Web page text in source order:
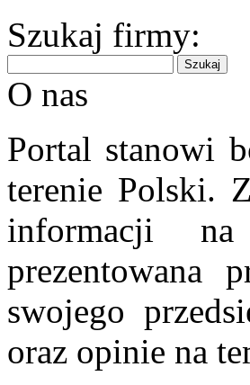
Szukaj firmy:
O nas
Portal stanowi
terenie Polski.
informacji
prezentowana
swojego
oraz opinie na